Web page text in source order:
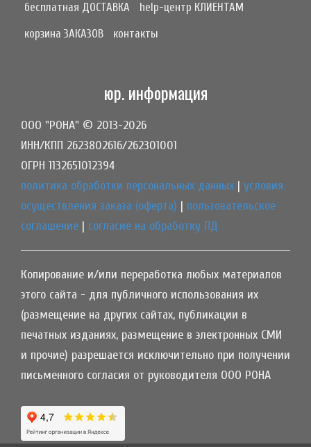
бесплатная ДОСТАВКА
help-центр КЛИЕНТАМ
корзина ЗАКАЗОВ
контакты
юр. информация
ООО "РОНА" © 2013-2026
ИНН/КПП 2623802616/262301001
ОГРН 1132651012394
политика обработки персональных данных | условия
осуществления заказа (оферта) | пользовательское
соглашение | согласие на обработку ПД
Копирование и/или переработка любых материалов
этого сайта - для публичного использования их
(размещение на других сайтах, публикации в
печатных изданиях, размещение в электронных СМИ
и прочие) разрешается исключительно при получении
письменного согласия от руководителя ООО РОНА